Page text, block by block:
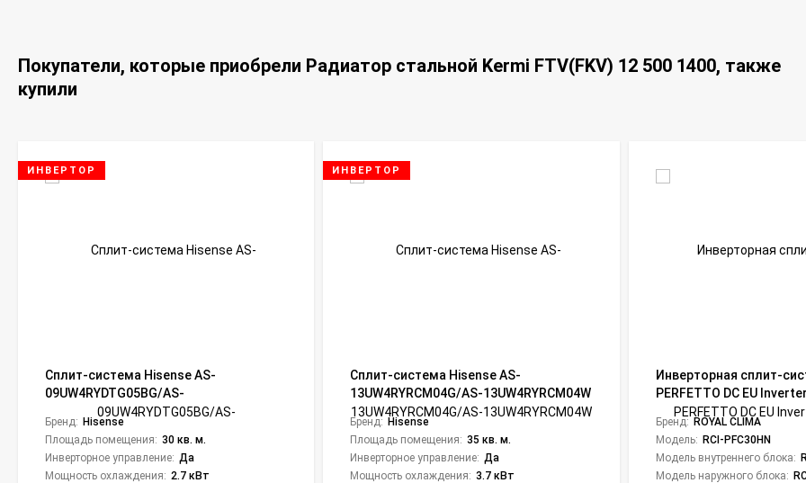
Покупатели, которые приобрели Радиатор стальной Kermi FTV(FKV) 12 500 1400, также
купили
ИНВЕРТОР
Сплит-система Hisense AS-
09UW4RYDTG05BG/AS-
09UW4RYDTG05BW Black Crystal DC
Inverter
Бренд: Hisense
Площадь помещения: 30 кв. м.
Инверторное управление: Да
Мощность охлаждения: 2.7 кВт
ИНВЕРТОР
Сплит-система Hisense AS-
13UW4RYRCM04G/AS-13UW4RYRCM04W
City DC Inverter
Бренд: Hisense
Площадь помещения: 35 кв. м.
Инверторное управление: Да
Мощность охлаждения: 3.7 кВт
Инверторная сплит-
PERFETTO DC EU
PFC30HN (комплект)
Бренд: ROYAL CLIMA
Модель: RCI-PFC30HN
Модель внутреннего блока:
Модель наружного блока: